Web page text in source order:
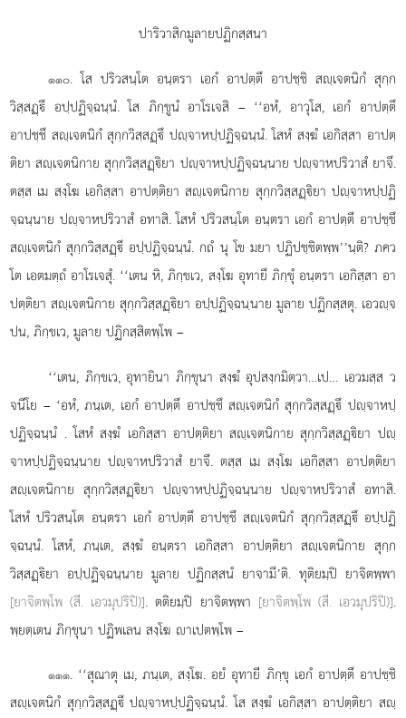
ปาริวาสิกมูลายปฏิกสฺสนา
๑๑๐. โส ปริวสนฺโต อนฺตรา เอกํ อาปตฺตึ อาปชฺชิ สฺเจตนิกํ สุกฺก
วิสฺสฏฺึ อปฺปฏิจฺฉนฺนํ. โส ภิกฺขูนํ อาโรเจสิ – ‘‘อหํ, อาวุโส, เอกํ อาปตฺตึ
อาปชฺชึ สฺเจตนิกํ สุกฺกวิสฺสฏฺึ ปฺจาหปฺปฏิจฺฉนฺนํ. โสหํ สงฺฆํ เอกิสฺสา อาปตฺ
ติยา สฺเจตนิกาย สุกฺกวิสฺสฏฺิยา ปฺจาหปฺปฏิจฺฉนฺนาย ปฺจาหปริวาสํ ยาจึ.
ตสฺส เม สงฺโฆ เอกิสฺสา อาปตฺติยาสฺเจตนิกาย สุกฺกวิสฺสฏฺิยา ปฺจาหปฺปฏิ
จฺฉนฺนาย ปฺจาหปริวาสํ อทาสิ. โสหํ ปริวสนฺโต อนฺตรา เอกํ อาปตฺตึ อาปชฺชึ
สฺเจตนิกํ สุกฺกวิสฺสฏฺึ อปฺปฏิจฺฉนฺนํ. กถํ นุ โข มยา ปฏิปชฺชิตพฺพ’’นฺติ? ภคว
โต เอตมตฺถํ อาโรเจสุํ. ‘‘เตน หิ, ภิกฺขเว, สงฺโฆ อุทายึ ภิกฺขุํ อนฺตรา เอกิสฺสา อา
ปตฺติยา สฺเจตนิกาย สุกฺกวิสฺสฏฺิยา อปฺปฏิจฺฉนฺนาย มูลาย ปฏิกสฺสตุ. เอวฺจ
ปน, ภิกฺขเว, มูลาย ปฏิกสฺสิตพฺโพ –
‘‘เตน, ภิกฺขเว, อุทายินา ภิกฺขุนา สงฺฆํ อุปสงฺกมิตฺวา…เป… เอวมสฺส ว
จนีโย – ‘อหํ, ภนฺเต, เอกํ อาปตฺตึ อาปชฺชึ สฺเจตนิกํ สุกฺกวิสฺสฏฺึ ปฺจาหปฺ
ปฏิจฺฉนฺนํ . โสหํ สงฺฆํ เอกิสฺสา อาปตฺติยา สฺเจตนิกาย สุกฺกวิสฺสฏฺิยา ปฺ
จาหปฺปฏิจฺฉนฺนาย ปฺจาหปริวาสํ ยาจึ. ตสฺส เม สงฺโฆ เอกิสฺสา อาปตฺติยา
สฺเจตนิกาย สุกฺกวิสฺสฏฺิยา ปฺจาหปฺปฏิจฺฉนฺนาย ปฺจาหปริวาสํ อทาสิ.
โสหํ ปริวสนฺโต อนฺตรา เอกํ อาปตฺตึ อาปชฺชึ สฺเจตนิกํ สุกฺกวิสฺสฏฺึ อปฺปฏิ
จฺฉนฺนํ. โสหํ, ภนฺเต, สงฺฆํ อนฺตรา เอกิสฺสา อาปตฺติยา สฺเจตนิกาย สุกฺก
วิสฺสฏฺิยา อปฺปฏิจฺฉนฺนาย มูลาย ปฏิกสฺสนํ ยาจามี’ติ. ทุติยมฺปิ ยาจิตพฺพา
[ยาจิตพฺโพ (สี. เอวมุปริปิ)]. ตติยมฺปิ ยาจิตพฺพา [ยาจิตพฺโพ (สี. เอวมุปริปิ)].
พฺยตฺเตน ภิกฺขุนา ปฏิพเลน สงฺโฆ าเปตพฺโพ –
๑๑๑. ‘‘สุณาตุ เม, ภนฺเต, สงฺโฆ. อยํ อุทายี ภิกฺขุ เอกํ อาปตฺตึ อาปชฺชิ
สฺเจตนิกํ สุกฺกวิสฺสฏฺึ ปฺจาหปฺปฏิจฺฉนฺนํ. โส สงฺฆํ เอกิสฺสา อาปตฺติยา สฺ